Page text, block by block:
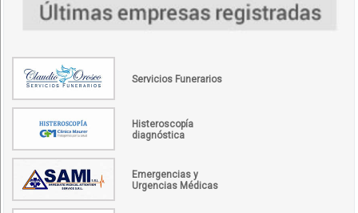
Servicios Funerarios
Histeroscopía
diagnóstica
Emergencias y
Urgencias Médicas